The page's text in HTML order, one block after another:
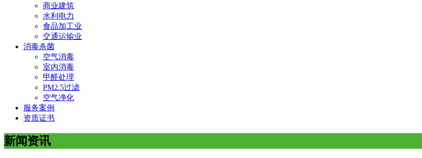
商业建筑
水利电力
食品加工业
交通运输业
消毒杀菌
空气消毒
室内消毒
甲醛处理
PM2.5过滤
空气净化
服务案例
资质证书
新闻资讯